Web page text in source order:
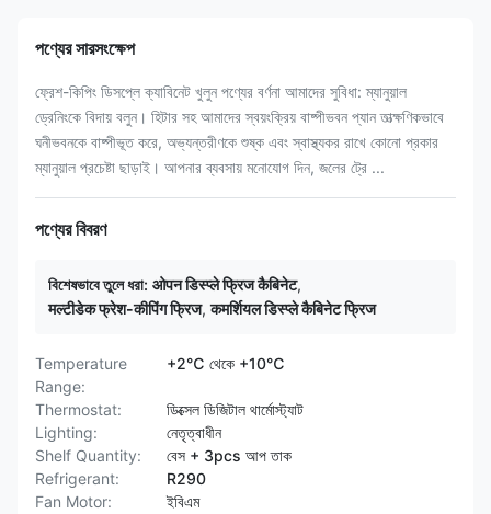
পণ্যের সারসংক্ষেপ
ফ্রেশ-কিপিং ডিসপ্লে ক্যাবিনেট খুলুন পণ্যের বর্ণনা আমাদের সুবিধা: ম্যানুয়াল
ড্রেনিংকে বিদায় বলুন। হিটার সহ আমাদের স্বয়ংক্রিয় বাষ্পীভবন প্যান তাত্ক্ষণিকভাবে
ঘনীভবনকে বাষ্পীভূত করে, অভ্যন্তরীণকে শুষ্ক এবং স্বাস্থ্যকর রাখে কোনো প্রকার
ম্যানুয়াল প্রচেষ্টা ছাড়াই। আপনার ব্যবসায় মনোযোগ দিন, জলের ট্রে ...
পণ্যের বিবরণ
বিশেষভাবে তুলে ধরা: ओपन डिस्प्ले फ्रिज कैबिनेट,
मल्टीडेक फ्रेश-कीपिंग फ्रिज,कमर्शियल डिस्प्ले कैबिनेट फ्रिज
Temperature
Range:
+2℃ থেকে +10℃
Thermostat:
ডিক্সেল ডিজিটাল থার্মোস্ট্যাট
Lighting:
নেতৃত্বাধীন
Shelf Quantity:
বেস + 3pcs আপ তাক
Refrigerant:
R290
Fan Motor:
ইবিএম